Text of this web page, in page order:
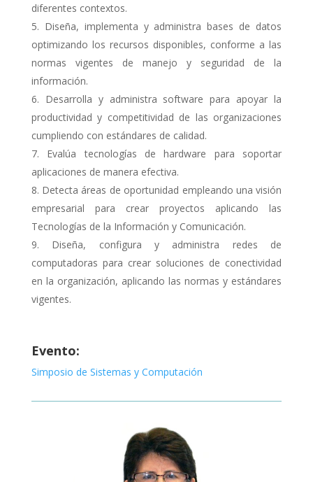
diferentes contextos.
Diseña, implementa y administra bases de datos
optimizando los recursos disponibles, conforme a las
normas vigentes de manejo y seguridad de la
información.
Desarrolla y administra software para apoyar la
productividad y competitividad de las organizaciones
cumpliendo con estándares de calidad.
Evalúa tecnologías de hardware para soportar
aplicaciones de manera efectiva.
Detecta áreas de oportunidad empleando una visión
empresarial para crear proyectos aplicando las
Tecnologías de la Información y Comunicación.
Diseña, configura y administra redes de
computadoras para crear soluciones de conectividad
en la organización, aplicando las normas y estándares
vigentes.
Evento:
Simposio de Sistemas y Computación